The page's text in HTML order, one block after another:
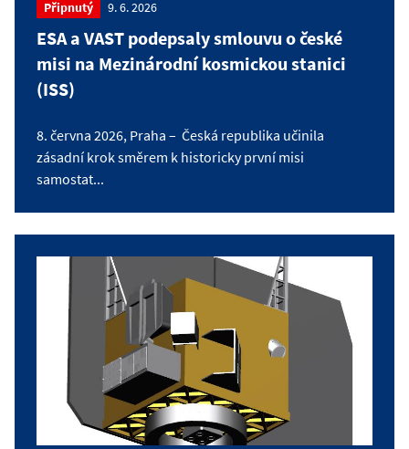
Připnutý 9. 6. 2026
ESA a VAST podepsaly smlouvu o české
misi na Mezinárodní kosmickou stanici
(ISS)
8. června 2026, Praha – Česká republika učinila
zásadní krok směrem k historicky první misi
samostat...